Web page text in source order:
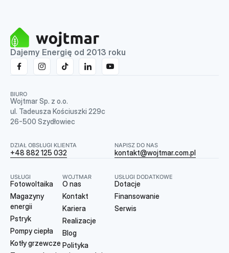
Dajemy Energię od 2013 roku
BIURO
Wojtmar Sp. z o.o.
ul. Tadeusza Kościuszki 229c
26-500 Szydłowiec
DZIAŁ OBSŁUGI KLIENTA
+48 882 125 032
NAPISZ DO NAS
kontakt@wojtmar.com.pl
USŁUGI
Fotowoltaika
Magazyny
energii
Pstryk
Pompy ciepła
Kotły grzewcze
WOJTMAR
O nas
Kontakt
Kariera
Realizacje
Blog
Polityka
USŁUGI DODATKOWE
Dotacje
Finansowanie
Serwis